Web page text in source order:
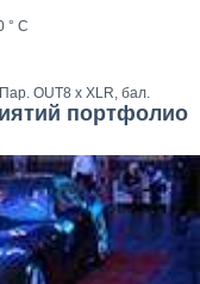
° C
OUT8 х XLR, бал.
портфолио